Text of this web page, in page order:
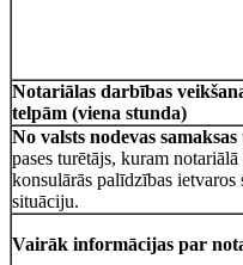
Notariālas darbības
telpām (viena stunda)
No valsts nodevas
pases turētājs, kuram
konsulārās palīdzības ietvaros
situāciju.
Vairāk informācijas par